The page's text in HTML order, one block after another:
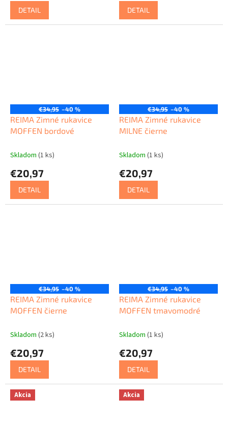
DETAIL DETAIL
€34,95 –40 %
REIMA Zimné rukavice
MOFFEN bordové
Skladom (1 ks)
€20,97
DETAIL
€34,95 –40 %
REIMA Zimné rukavice
MILNE čierne
Skladom (1 ks)
€20,97
DETAIL
€34,95 –40 %
REIMA Zimné rukavice
MOFFEN čierne
Skladom (2 ks)
€20,97
DETAIL
€34,95 –40 %
REIMA Zimné rukavice
MOFFEN tmavomodré
Skladom (1 ks)
€20,97
DETAIL
Akcia Akcia